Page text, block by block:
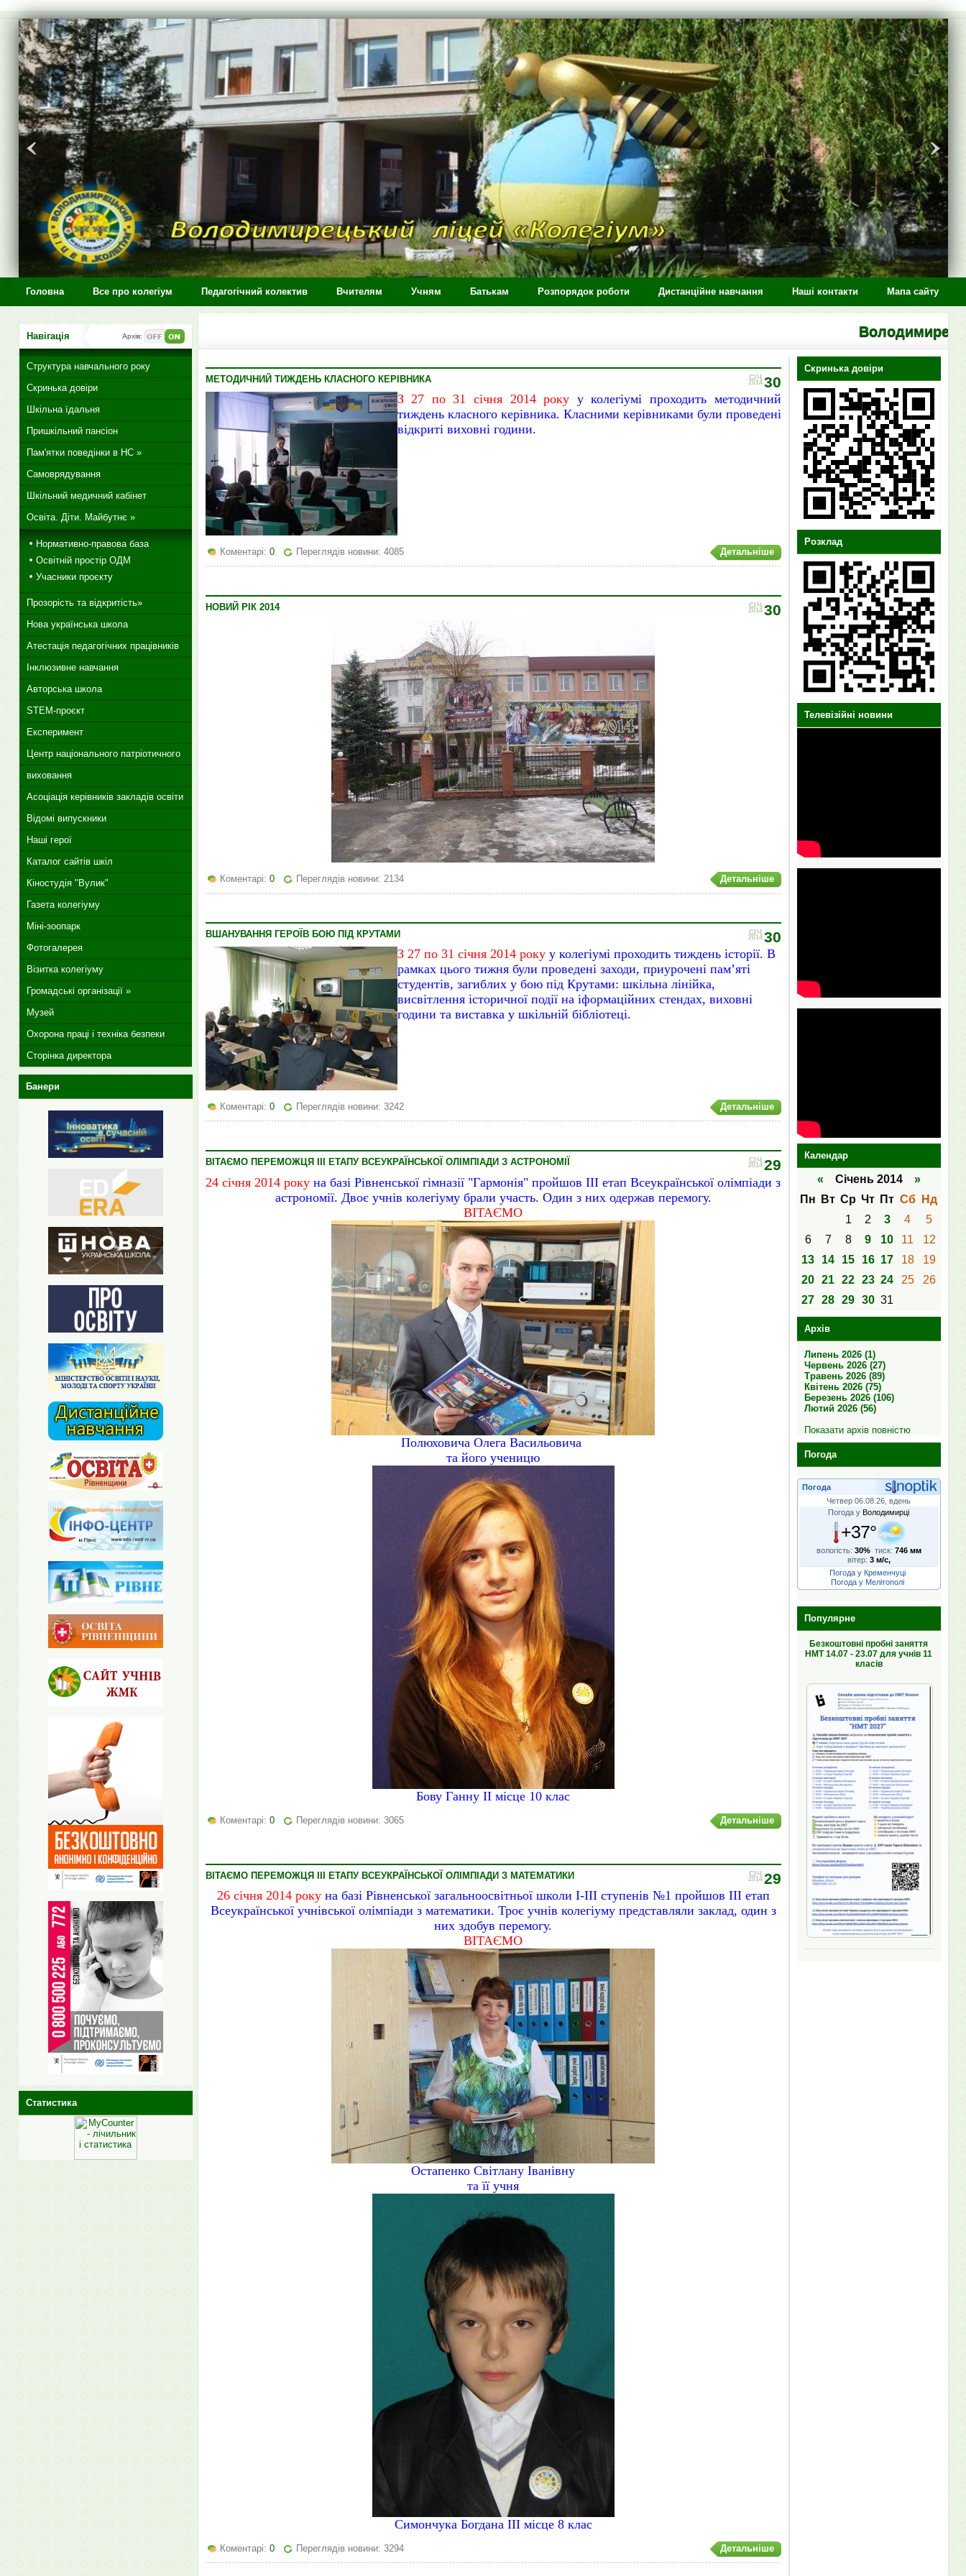
>
Головна Все про колегіум Педагогічний колектив Вчителям Учням Батькам Розпорядок роботи Дистанційне навчання Наші контакти Мапа сайту
Володимирецький ліцей
30
СІЧ
2014
МЕТОДИЧНИЙ ТИЖДЕНЬ КЛАСНОГО КЕРІВНИКА
З 27 по 31 січня 2014 року у колегіумі проходить методичний
тиждень класного керівника. Класними керівниками були проведені
відкриті виховні години.
Детальніше
Коментарі: 0 Переглядів новини: 4085
30
СІЧ
2014
НОВИЙ РІК 2014
Детальніше
Коментарі: 0 Переглядів новини: 2134
30
СІЧ
2014
ВШАНУВАННЯ ГЕРОЇВ БОЮ ПІД КРУТАМИ
З 27 по 31 січня 2014 рокуу колегіумі проходить тиждень історії. В
рамках цього тижня були проведені заходи, приурочені пам’яті
студентів, загиблих у бою під Крутами: шкільна лінійка,
висвітлення історичної події на іформаційних стендах, виховні
години та виставка у шкільній бібліотеці.
Детальніше
Коментарі: 0 Переглядів новини: 3242
29
СІЧ
2014
ВІТАЄМО ПЕРЕМОЖЦЯ ІІІ ЕТАПУ ВСЕУКРАЇНСЬКОЇ ОЛІМПІАДИ З АСТРОНОМІЇ
24 січня 2014 року на базі Рівненської гімназії "Гармонія" пройшов ІІІ етап Всеукраїнської олімпіади з
астрономії. Двоє учнів колегіуму брали участь. Один з них одержав перемогу.
ВІТАЄМО
Полюховича Олега Васильовича
та його ученицю
Бову Ганну ІІ місце 10 клас
Детальніше
Коментарі: 0 Переглядів новини: 3065
29
СІЧ
2014
ВІТАЄМО ПЕРЕМОЖЦЯ ІІІ ЕТАПУ ВСЕУКРАЇНСЬКОЇ ОЛІМПІАДИ З МАТЕМАТИКИ
26 січня 2014 рокуна базі Рівненської загальноосвітньої школи І-ІІІ ступенів №1 пройшов ІІІ етап
Всеукраїнської учнівської олімпіади з математики. Троє учнів колегіуму представляли заклад, один з
них здобув перемогу.
ВІТАЄМО
Остапенко Світлану Іванівну
та її учня
Симончука Богдана ІІІ місце 8 клас
Детальніше
Коментарі: 0 Переглядів новини: 3294
Скринька довіри
Розклад
Телевізійні новини
Календар
« Січень 2014 »
Пн
Вт Ср Чт Пт Сб
Нд
1
2 3 4
5
6
7 8 9 10 11
12
13
14 15 16 17 18
19
20 21 22 23 24 25
26
27 28 29 30 31
Архів
Липень 2026 (1)
Червень 2026 (27)
Травень 2026 (89)
Квітень 2026 (75)
Березень 2026 (106)
Лютий 2026 (56)
Показати архів повністю
Погода
Погода
Четвер 06.08.26, вдень
Погода у Володимирці
+37°
вологість: 30% тиск: 746 мм
вітер: 3 м/с,
Погода у Кременчуці
Погода у Мелітополі
Популярне
Безкоштовні пробні заняття
НМТ 14.07 - 23.07 для учнів 11
класів
Навігація Архів:
Структура навчального року
Скринька довіри
Шкільна їдальня
Пришкільний пансіон
Пам'ятки поведінки в НС »
Самоврядування
Шкільний медичний кабінет
Освіта. Діти. Майбутнє »
Нормативно-правова база
Освітній простір ОДМ
Учасники проєкту
Прозорість та відкритість»
Нова українська школа
Атестація педагогічних працівників
Інклюзивне навчання
Авторська школа
STEM-проєкт
Експеримент
Центр національного патріотичного
виховання
Асоціація керівників закладів освіти
Відомі випускники
Наші герої
Каталог сайтів шкіл
Кіностудія "Вулик"
Газета колегіуму
Міні-зоопарк
Фотогалерея
Візитка колегіуму
Громадські організації »
Музей
Охорона праці і техніка безпеки
Сторінка директора
Банери
Статистика